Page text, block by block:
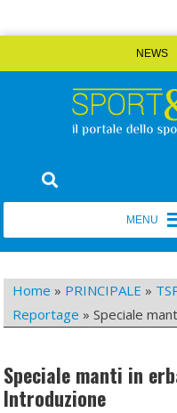
to
Sport&Impianti
Home » PRINCIPALE »
Reportage »Speciale
Speciale manti in
Introduzione